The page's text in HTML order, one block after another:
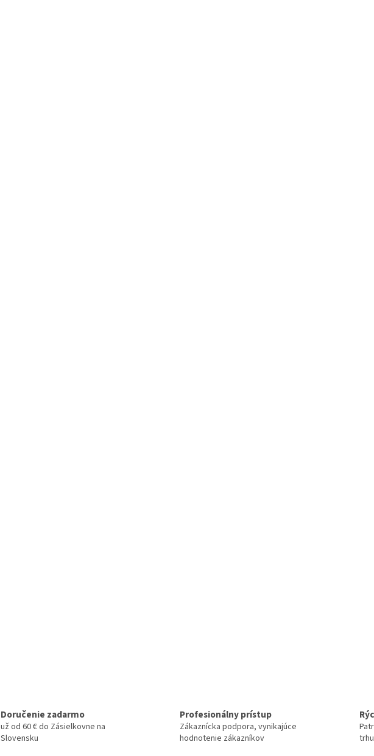
Doručenie zadarmo
už od 60 € do Zásielkovne na
Slovensku
Profesionálny prístup
Zákaznícka podpora, vynikajúce
hodnotenie zákazníkov
trhu